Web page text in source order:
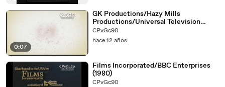
0:07
GK Productions/Hazy Mills
Productions/Universal Television
(2011)
CPvGc90
hace 12 años
Films Incorporated/BBC Enterprises
(1980)
CPvGc90